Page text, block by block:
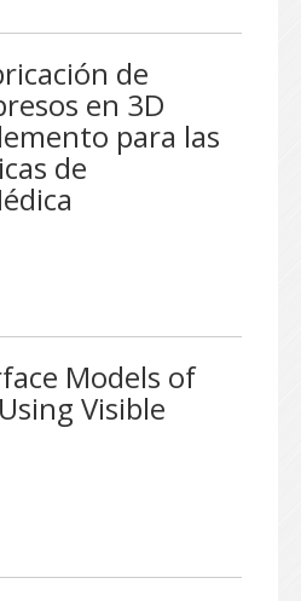
de
en 3D
para las
de
Models of
Visible